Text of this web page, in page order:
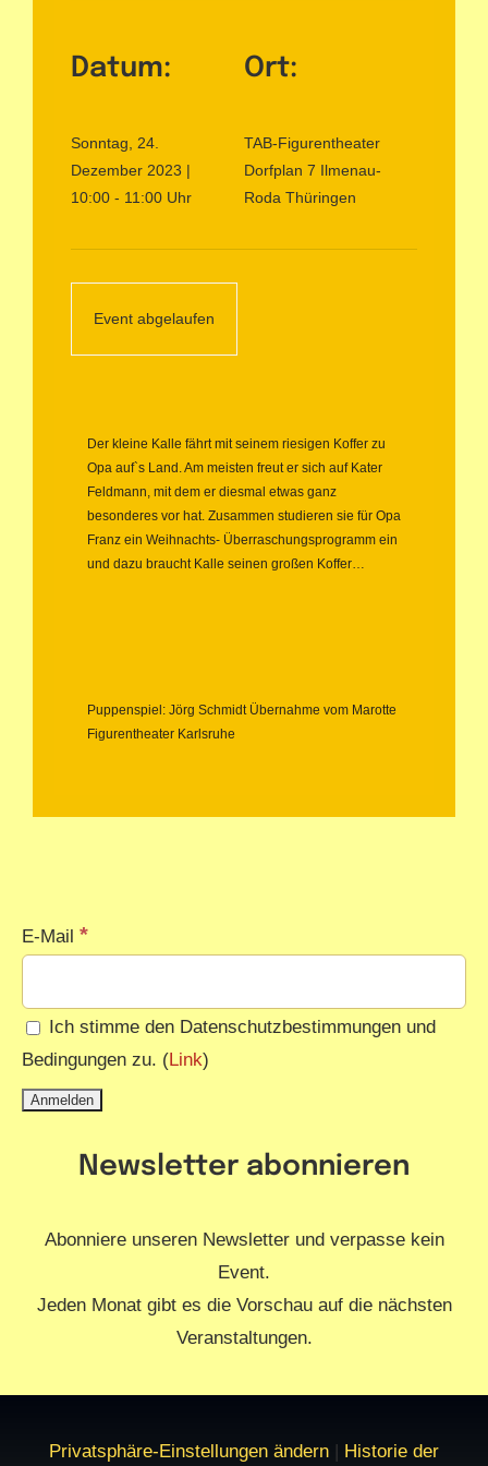
Der kleine Kalle fährt mit seinem riesigen Koffer zu
Opa auf`s Land. Am meisten freut er sich auf Kater
Feldmann, mit dem er diesmal etwas ganz
besonderes vor hat. Zusammen studieren sie für Opa
Franz ein Weihnachts- Überraschungsprogramm ein
und dazu braucht Kalle seinen großen Koffer…
Puppenspiel: Jörg Schmidt Übernahme vom Marotte
Figurentheater Karlsruhe
Datum:
Sonntag, 24.
Dezember 2023 |
10:00 - 11:00 Uhr
Ort:
TAB-Figurentheater
Dorfplan 7 Ilmenau-
Roda Thüringen
Event abgelaufen
E-Mail *
Ich stimme den Datenschutzbestimmungen und
Bedingungen zu. (Link)
Newsletter abonnieren
Abonniere unseren Newsletter und verpasse kein
Event.
Jeden Monat gibt es die Vorschau auf die nächsten
Veranstaltungen.
Privatsphäre-Einstellungen ändern | Historie der